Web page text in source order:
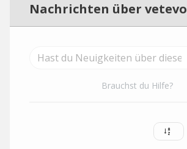
Nachrichten über vetevo
Brauchst du Hilfe?